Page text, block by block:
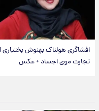
افشاگری هولناک بهنوش بختیاری
تجارت موی اجساد + عکس